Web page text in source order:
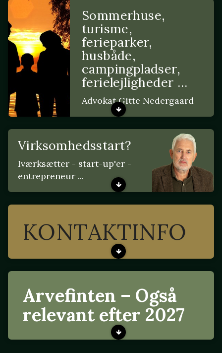
Sommerhuse,
turisme,
ferieparker,
husbåde,
campingpladser,
ferielejligheder …
Advokat Gitte Nedergaard
Virksomhedsstart?
Iværksætter - start-up'er -
entrepreneur ...
KONTAKTINFO
Arvefinten – Også
relevant efter 2027